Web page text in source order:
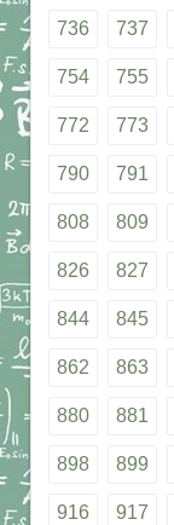
736 737
754 755
772 773
790 791
808 809
826 827
844 845
862 863
880 881
898 899
916 917